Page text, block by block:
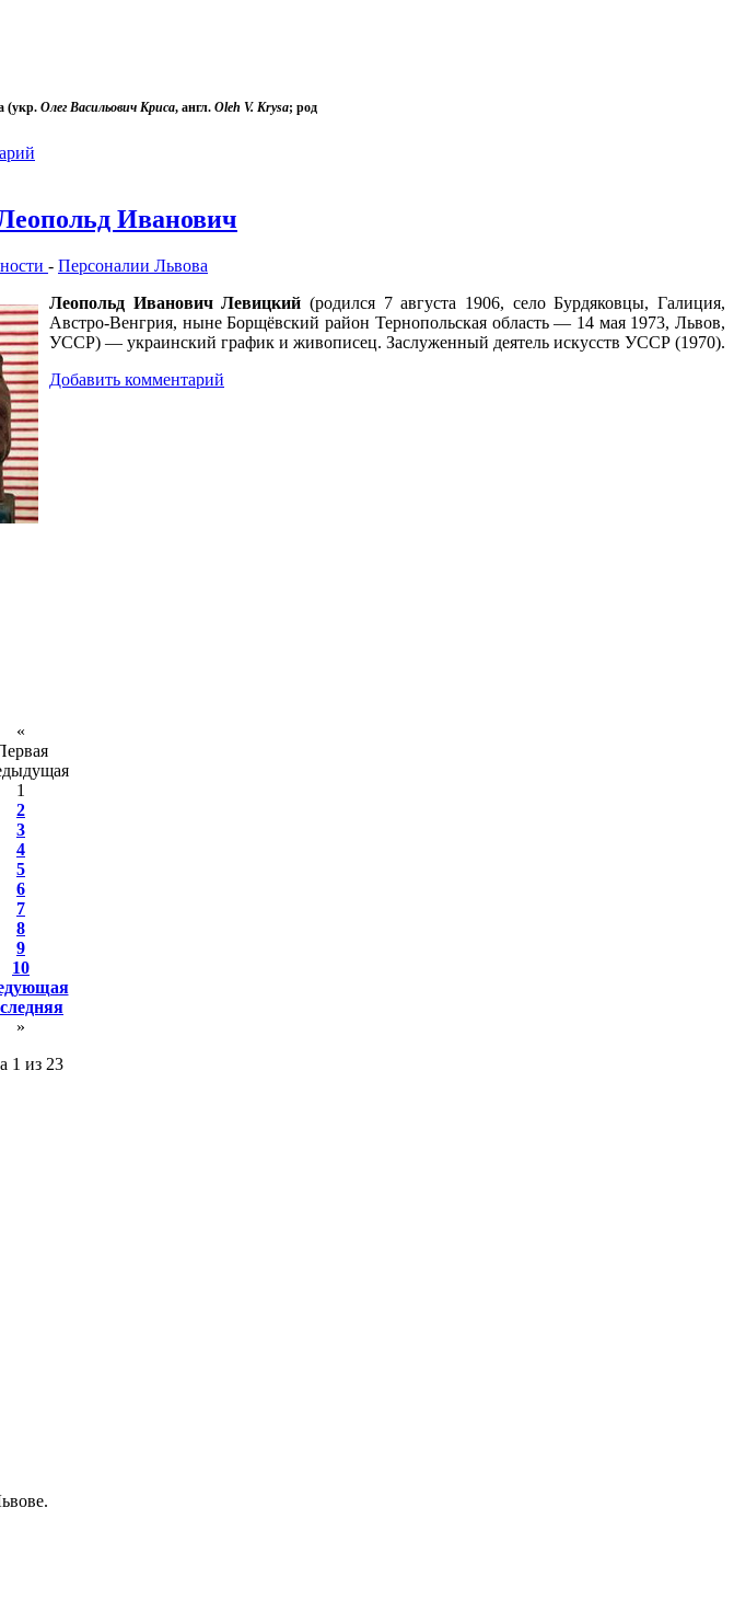
(укр. Олег Васильович Криса, англ. Oleh V. Krysa; род
Иванович
- Персоналии Львова
Леопольд Иванович Левицкий (родился 7 августа 1906, село Бурдяковцы, Галиция,
Австро-Венгрия, ныне Борщёвский район Тернопольская область — 14 мая 1973, Львов,
УССР) — украинский график и живописец. Заслуженный деятель искусств УССР (1970).
Добавить комментарий
«
1
2
3
4
5
6
7
8
9
10
»
1 из 23